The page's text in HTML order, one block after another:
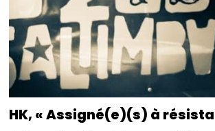
HK, « Assigné(e)(s) à